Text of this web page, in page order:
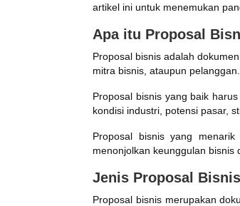
artikel ini untuk menemukan
Apa itu Proposal
Proposal bisnis adalah
mitra bisnis, ataupun
Proposal bisnis yang baik
kondisi industri, potensi pasar,
Proposal bisnis yang
menonjolkan keunggulan bisnis
Jenis Proposal Bisnis
Proposal bisnis merupakan